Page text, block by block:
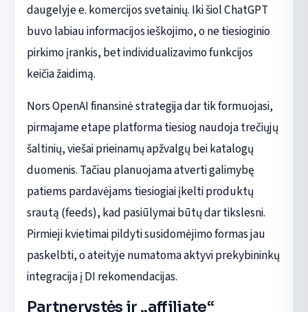
daugelyje e. komercijos svetainių. Iki šiol ChatGPT
buvo labiau informacijos ieškojimo, o ne tiesioginio
pirkimo įrankis, bet individualizavimo funkcijos
keičia žaidimą.
Nors OpenAI finansinė strategija dar tik formuojasi,
pirmajame etape platforma tiesiog naudoja trečiųjų
šaltinių, viešai prieinamų apžvalgų bei katalogų
duomenis. Tačiau planuojama atverti galimybę
patiems pardavėjams tiesiogiai įkelti produktų
srautą (feeds), kad pasiūlymai būtų dar tikslesni.
Pirmieji kvietimai pildyti susidomėjimo formas jau
paskelbti, o ateityje numatoma aktyvi prekybininkų
integracija į DI rekomendacijas.
Partnerystės ir „affiliate“